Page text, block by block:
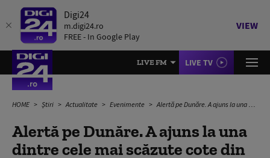
Digi24
m.digi24.ro
FREE - In Google Play
VIEW
LIVE FM LIVE TV
HOME Știri Actualitate Evenimente Alertă pe Dunăre. A ajuns la una dintre cele mai scăzute cote din ultimele decenii
Alertă pe Dunăre. A ajuns la una
dintre cele mai scăzute cote din